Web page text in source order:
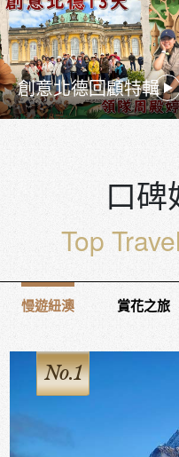
創意北德回顧特輯
口碑
Top
慢遊紐澳 賞花之旅